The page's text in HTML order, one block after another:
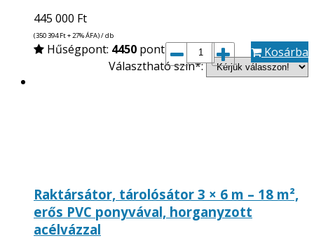
445 000 Ft
(350 394Ft+ 27% ÁFA) / db
Hűségpont: 4450 pont
Választható szín*:
Kosárba
Raktársátor, tárolósátor 3 × 6 m – 18 m²,
erős PVC ponyvával, horganyzott
acélvázzal